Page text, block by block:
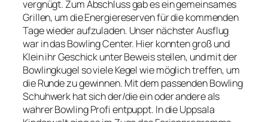
vergnügt. Zum Abschluss gab es ein gemeinsames
Grillen, um die Energiereserven für die kommenden
Tage wieder aufzuladen. Unser nächster Ausflug
war in das Bowling Center. Hier konnten groß und
Klein ihr Geschick unter Beweis stellen, und mit der
Bowlingkugel so viele Kegel wie möglich treffen, um
die Runde zu gewinnen. Mit dem passenden Bowling
Schuhwerk hat sich der/die ein oder andere als
wahrer Bowling Profi entpuppt. In die Uppsala